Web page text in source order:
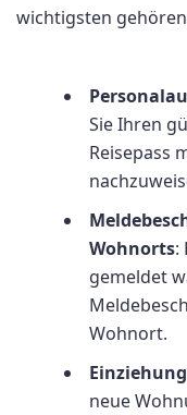
wichtigsten
Sie Ihren
Reisepass
Wohnorts:
gemeldet
Wohnort.
neue